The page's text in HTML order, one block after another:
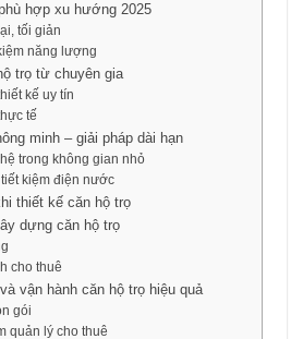
hợp xu hướng 2025
tối giản
năng lượng
trọ từ chuyên gia
kế uy tín
tế
minh – giải pháp dài hạn
trong không gian nhỏ
kiệm điện nước
thiết kế căn hộ trọ
dựng căn hộ trọ
cho thuê
vận hành căn hộ trọ hiệu quả
gói
quản lý cho thuê